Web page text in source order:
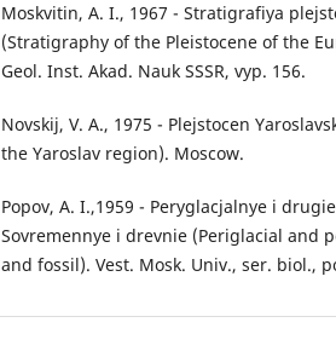
Moskvitin, A. I., 1967 - Stratigrafiya
(Stratigraphy of the Pleistocene of the
Geol. Inst. Akad. Nauk SSSR, vyp. 156.
Novskij, V. A., 1975 - Plejstocen
the Yaroslav region). Moscow.
Popov, A. I.,1959 - Peryglacjalnye i
Sovremennye i drevnie (Periglacial and
and fossil). Vest. Mosk. Univ., ser. biol.,